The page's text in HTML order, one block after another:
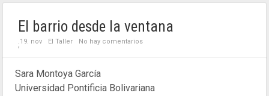
El barrio desde la ventana
;19. nov El Taller No hay comentarios
Sara Montoya García
Universidad Pontificia Bolivariana